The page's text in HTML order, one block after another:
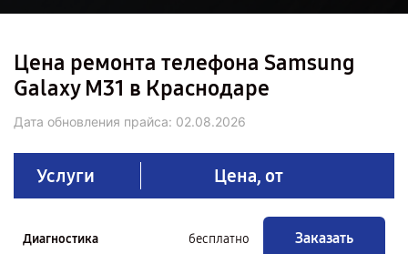
Цена ремонта телефона Samsung
Galaxy M31 в Краснодаре
Дата обновления прайса: 02.08.2026
Услуги Цена, от
Диагностика бесплатно Заказать